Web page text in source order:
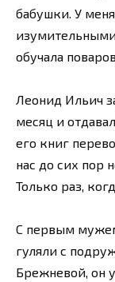
бабушки. У меня
обучала поваров.
Леонид Ильич
месяц и
его книг
нас до сих пор
Только раз,
С первым
гуляли с
Брежневой, он